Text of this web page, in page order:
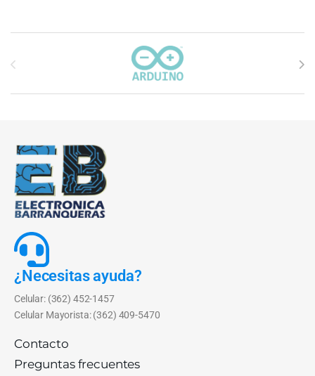
Carrusel de marcas
¿Necesitas ayuda?
Celular: (362) 452-1457
Celular Mayorista: (362) 409-5470
Contacto
Preguntas frecuentes